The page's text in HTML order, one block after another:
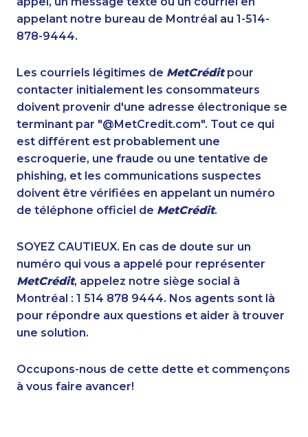
1-780-420-2387
1-587-328-6607
1-587-328-6535
1-778-589-5285
1-250-276-4115
1-416-907-0919
1-438-289-3501
1-888-488-1051
1-819-201-2094
1-778-760-1284
1-579-267-0753
1-416-907-3027
1-902-482-1318
1-647-715-9378
1-905-288-1757
1-877-788-1055
1-587-319-2129
1-780-420-2379
1-418-478-3232
1-587-328-6614
1-514-788-7630
1-579-267-0751
1-647-494-7750
1-778-401-2232
1-647-428-7523
1-647-490-9021
1-438-230-1368
1-902-706-0848
1-604-282-0617
appelant notre bureau de Montréal au 1-514-
878-9444.
Les courriels légitimes de MetCréditpour
contacter initialement les consommateurs
doivent provenir d'une adresse électronique se
terminant par "@MetCredit.com". Tout ce qui
est différent est probablement une
escroquerie, une fraude ou une tentative de
phishing, et les communications suspectes
doivent être vérifiées en appelant un numéro
de téléphone officiel de MetCrédit.
SOYEZ CAUTIEUX. En cas de doute sur un
numéro qui vous a appelé pour représenter
MetCrédit, appelez notre siège social à
Montréal : 1 514 878 9444. Nos agents sont là
pour répondre aux questions et aider à trouver
une solution.
Occupons-nous de cette dette et commençons
à vous faire avancer!